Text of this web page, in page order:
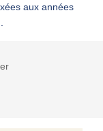
aux années